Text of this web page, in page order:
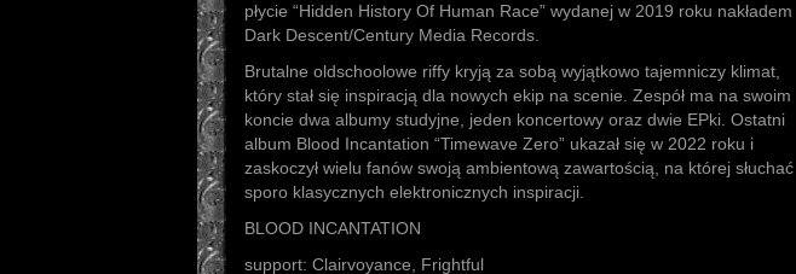
płycie “Hidden History Of Human Race” wydanej w 2019 roku nakładem
Dark Descent/Century Media Records.
Brutalne oldschoolowe riffy kryją za sobą wyjątkowo tajemniczy klimat,
który stał się inspiracją dla nowych ekip na scenie. Zespół ma na swoim
koncie dwa albumy studyjne, jeden koncertowy oraz dwie EPki. Ostatni
album Blood Incantation “Timewave Zero” ukazał się w 2022 roku i
zaskoczył wielu fanów swoją ambientową zawartością, na której słuchać
sporo klasycznych elektronicznych inspiracji.
BLOOD INCANTATION
support: Clairvoyance, Frightful